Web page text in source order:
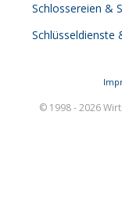
Schlossereien &
Schlüsseldienste
© 1998 - 2026